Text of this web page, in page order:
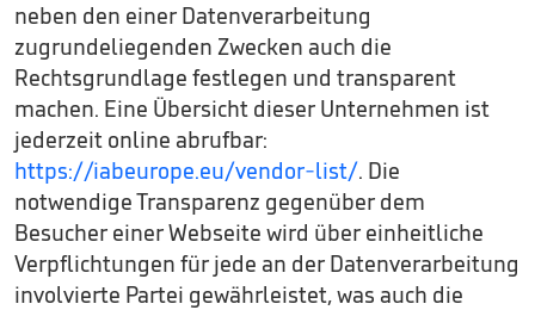
neben den einer Datenverarbeitung
zugrundeliegenden Zwecken auch die
Rechtsgrundlage festlegen und transparent
machen. Eine Übersicht dieser Unternehmen ist
jederzeit online abrufbar:
https://iabeurope.eu/vendor-list/. Die
notwendige Transparenz gegenüber dem
Besucher einer Webseite wird über einheitliche
Verpflichtungen für jede an der Datenverarbeitung
involvierte Partei gewährleistet, was auch die